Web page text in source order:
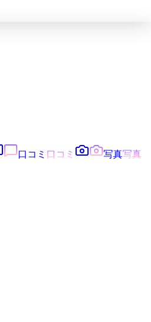
口コミ 口コミ 写真写真